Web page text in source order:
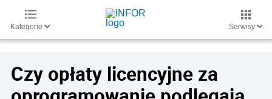
Kategorie Serwisy
Czy opłaty licencyjne za